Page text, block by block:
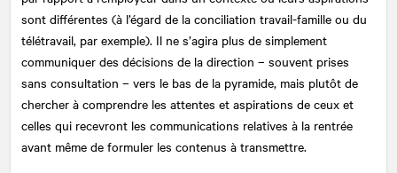
sont différentes (à l’égard de la conciliation travail-famille ou du
télétravail, par exemple). Il ne s’agira plus de simplement
communiquer des décisions de la direction – souvent prises
sans consultation – vers le bas de la pyramide, mais plutôt de
chercher à comprendre les attentes et aspirations de ceux et
celles qui recevront les communications relatives à la rentrée
avant même de formuler les contenus à transmettre.